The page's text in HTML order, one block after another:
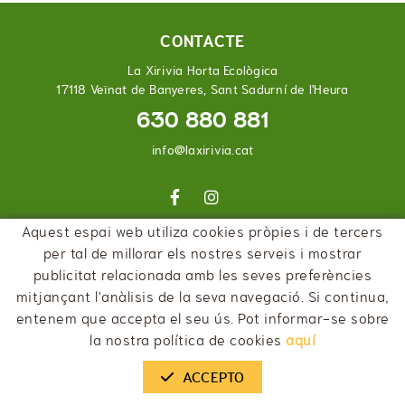
CONTACTE
La Xirivia Horta Ecològica
17118 Veïnat de Banyeres, Sant Sadurní de l'Heura
630 880 881
info@laxirivia.cat
POLÍTICA DE COOKIES AVÍS LEGAL
CONDICIONS
DECLARACIÓ D'ACCESSIBILITAT
Aquest espai web utiliza cookies pròpies i de tercers
per tal de millorar els nostres serveis i mostrar
publicitat relacionada amb les seves preferències
mitjançant l'anàlisis de la seva navegació. Si continua,
entenem que accepta el seu ús. Pot informar-se sobre
la nostra política de cookies aquí
ACCEPTO